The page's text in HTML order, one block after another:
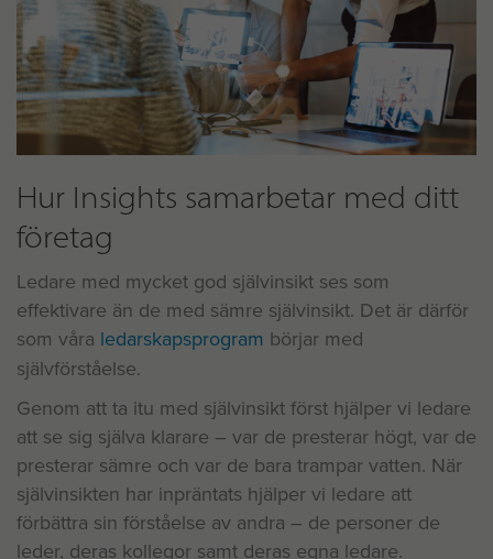
Hur Insights samarbetar med ditt
företag
Ledare med mycket god självinsikt ses som
effektivare än de med sämre självinsikt. Det är därför
som våra ledarskapsprogram börjar med
självförståelse.
Genom att ta itu med självinsikt först hjälper vi ledare
att se sig själva klarare – var de presterar högt, var de
presterar sämre och var de bara trampar vatten. När
självinsikten har inpräntats hjälper vi ledare att
förbättra sin förståelse av andra – de personer de
leder, deras kollegor samt deras egna ledare.